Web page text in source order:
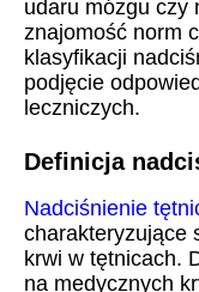
udaru mózgu czy
znajomość norm
klasyfikacji
podjęcie
leczniczych.
Definicja
Nadciśnienie
charakteryzujące
krwi w tętnicach.
na medycznych